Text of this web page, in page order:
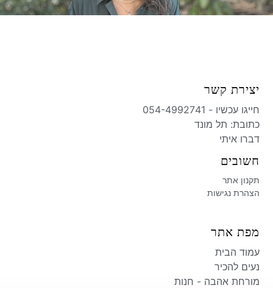
יצירת קשר
חייגו עכשיו - 054-4992741
כתובת: תל מונד​
דברו איתי
חשובים
תקנון אתר
הצהרת נגישות
מפת אתר
עמוד הבית
נעים להכיר
מורחת אהבה - חנות